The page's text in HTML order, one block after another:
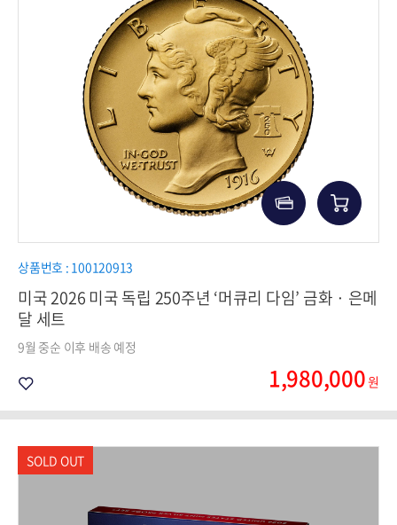
상품번호 : 100120913
미국 2026 미국 독립 250주년 ‘머큐리 다임’ 금화 · 은메
달 세트
9월 중순 이후 배송 예정
1,980,000원